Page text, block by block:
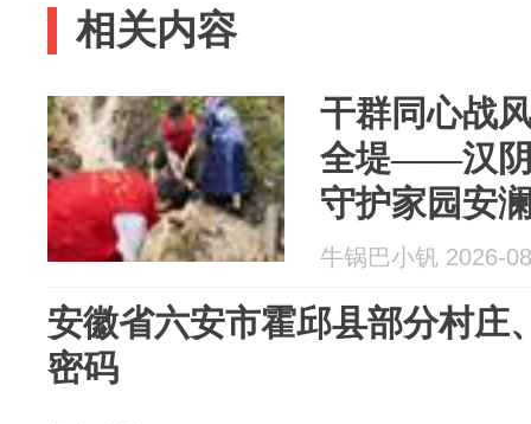
相关内容
干群同心战
全堤——汉阴
守护家园安
牛锅巴小钒 2026-
安徽省六安市霍邱县部分村庄
密码